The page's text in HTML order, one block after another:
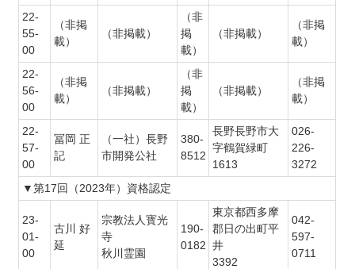
22-
55-
00
（非掲
載）
（非掲載）
（非
掲
載）
（非掲載）
（非掲
載）
22-
56-
00
（非掲
載）
（非掲載）
（非
掲
載）
（非掲載）
（非掲
載）
22-
57-
00
冨岡 正
記
（一社）長野
市開発公社
380-
8512
長野長野市大
字鶴賀緑町
1613
026-
226-
3272
▼第17回（2023年）資格認定
23-
01-
00
古川 好
延
宗教法人寳光
寺
秋川霊園
190-
0182
東京都西多摩
郡日の出町平
井
3392
042-
597-
0711